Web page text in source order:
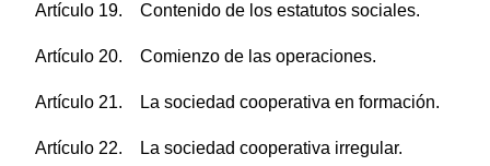
Artículo 19. Contenido de los estatutos sociales.
Artículo 20. Comienzo de las operaciones.
Artículo 21. La sociedad cooperativa en formación.
Artículo 22. La sociedad cooperativa irregular.